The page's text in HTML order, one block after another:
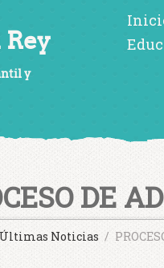
y
DE
Últimas Noticias